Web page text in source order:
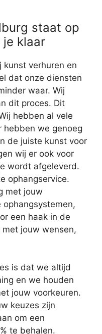
staat op
je klaar
kunst verhuren en
dat onze diensten
waar. Wij
dit proces. Dit
hebben al vele
hebben we genoeg
de juiste kunst voor
wij er ook voor
wordt afgeleverd.
ophangservice.
met jouw
een haak in de
met jouw wensen,
is dat we altijd
en we houden
jouw voorkeuren.
keuzes zijn
om een
te behalen.